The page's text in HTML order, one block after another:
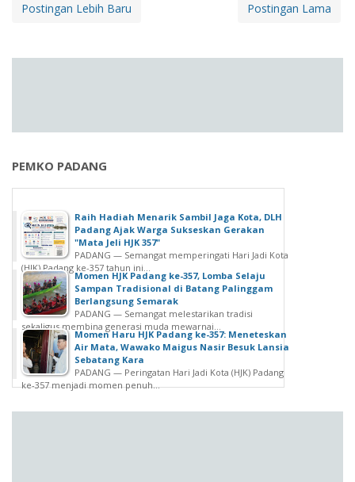
Postingan Lebih Baru Postingan Lama
PEMKO PADANG
Raih Hadiah Menarik Sambil Jaga Kota, DLH
Padang Ajak Warga Sukseskan Gerakan
"Mata Jeli HJK 357"
PADANG — Semangat memperingati Hari Jadi Kota
(HJK) Padang ke-357 tahun ini...
Momen HJK Padang ke-357, Lomba Selaju
Sampan Tradisional di Batang Palinggam
Berlangsung Semarak
PADANG — Semangat melestarikan tradisi
sekaligus membina generasi muda mewarnai...
Momen Haru HJK Padang ke-357: Meneteskan
Air Mata, Wawako Maigus Nasir Besuk Lansia
Sebatang Kara
PADANG — Peringatan Hari Jadi Kota (HJK) Padang
ke-357 menjadi momen penuh...